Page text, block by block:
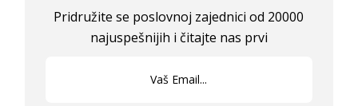
Pridružite se poslovnoj zajednici od 20000
najuspešnijih i čitajte nas prvi